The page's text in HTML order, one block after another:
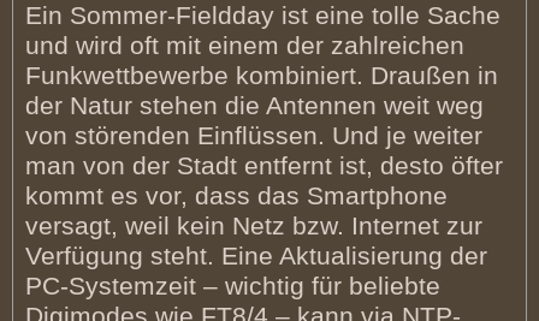
Ein Sommer-Fieldday ist eine tolle Sache
und wird oft mit einem der zahlreichen
Funkwettbewerbe kombiniert. Draußen in
der Natur stehen die Antennen weit weg
von störenden Einflüssen. Und je weiter
man von der Stadt entfernt ist, desto öfter
kommt es vor, dass das Smartphone
versagt, weil kein Netz bzw. Internet zur
Verfügung steht. Eine Aktualisierung der
PC-Systemzeit – wichtig für beliebte